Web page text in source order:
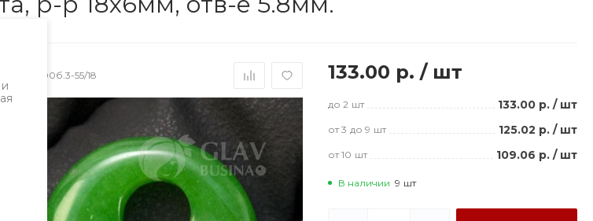
2000б.3-55/18 133.00 р./ шт
до 2 шт 133.00 р. / шт
от 3 до 9 шт 125.02 р. / шт
от 10 шт 109.06 р. / шт
В наличии 9 шт